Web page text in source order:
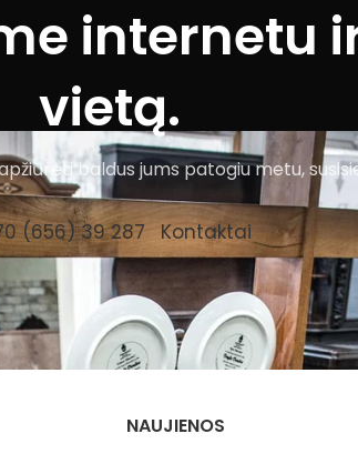
internetu
vietą.
baldus jums patogiu metu,
(656) 39 287 Kontaktai
NAUJIENOS